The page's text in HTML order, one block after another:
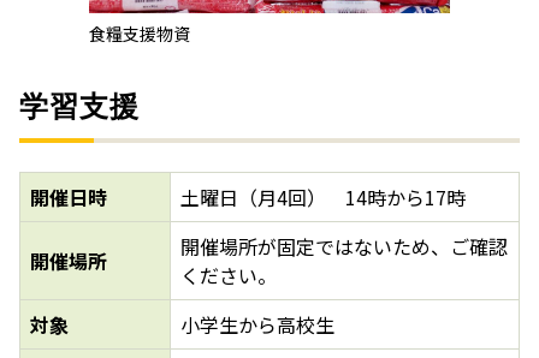
食糧支援物資
学習支援
開催日時 土曜日（月4回） 14時から17時
開催場所
開催場所が固定ではないため、ご確認
ください。
対象
小学生から高校生